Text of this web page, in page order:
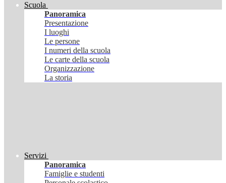
Scuola
Panoramica
Presentazione
I luoghi
Le persone
I numeri della scuola
Le carte della scuola
Organizzazione
La storia
Servizi
Panoramica
Famiglie e studenti